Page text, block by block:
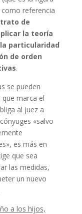
referencia
de
la teoría
particularidad
de orden
.
se pueden
marca el
al juez a
«salvo
es más en
que sea
las medidas,
un nuevo
a los hijos,